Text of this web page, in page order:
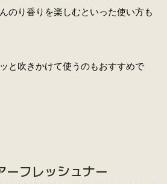
のり香りを楽しむといった使い方も
と吹きかけて使うのもおすすめで
ーフレッシュナー